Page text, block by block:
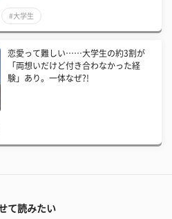
#大学生
恋愛って難しい……大学生の約3割が
「両想いだけど付き合わなかった経
験」あり。一体なぜ?!
て読みたい